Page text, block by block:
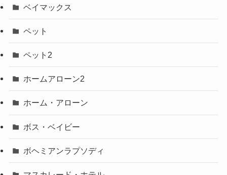
ベイマックス
ペット
ペット2
ホームアローン2
ホーム・アローン
ボス・ベイビー
ボヘミアンラプソディ